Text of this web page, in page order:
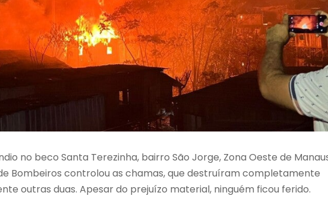
no beco Santa Terezinha, bairro São Jorge, Zona Oeste de
Bombeiros controlou as chamas, que destruíram completamente
outras duas. Apesar do prejuízo material, ninguém ficou ferido.